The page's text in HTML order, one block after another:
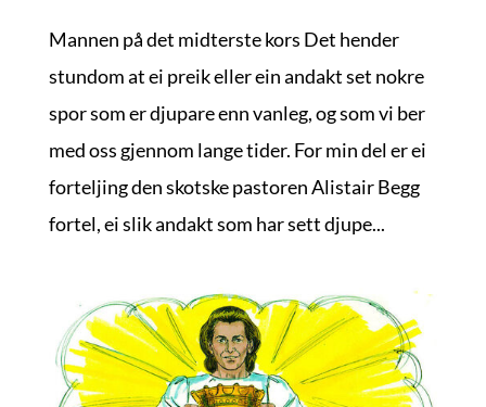
Mannen på det midterste kors Det hender
stundom at ei preik eller ein andakt set nokre
spor som er djupare enn vanleg, og som vi ber
med oss gjennom lange tider. For min del er ei
forteljing den skotske pastoren Alistair Begg
fortel, ei slik andakt som har sett djupe...